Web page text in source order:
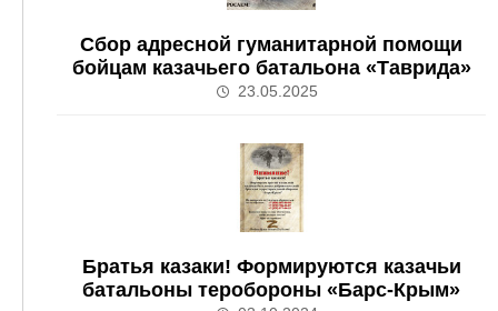
Сбор адресной гуманитарной помощи
бойцам казачьего батальона «Таврида»
23.05.2025
Братья казаки! Формируются казачьи
батальоны теробороны «Барс-Крым»